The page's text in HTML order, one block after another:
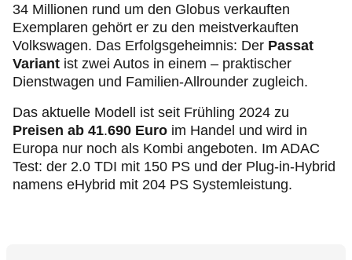
34 Millionen rund um den Globus verkauften
Exemplaren gehört er zu den meistverkauften
Volkswagen. Das Erfolgsgeheimnis: Der Passat
Variant ist zwei Autos in einem – praktischer
Dienstwagen und Familien-Allrounder zugleich.
Das aktuelle Modell ist seit Frühling 2024 zu
Preisen ab 41.690 Euro im Handel und wird in
Europa nur noch als Kombi angeboten. Im ADAC
Test: der 2.0 TDI mit 150 PS und der Plug‑in-Hybrid
namens eHybrid mit 204 PS Systemleistung.